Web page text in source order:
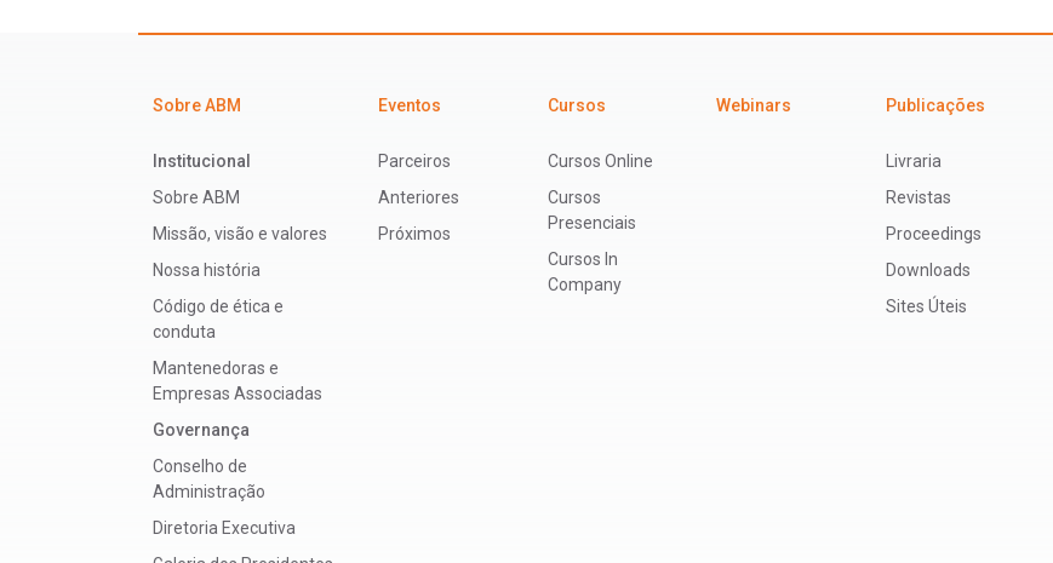
Sobre ABM
Institucional
Sobre ABM
Missão, visão e valores
Nossa história
Código de ética e
conduta
Mantenedoras e
Empresas Associadas
Governança
Conselho de
Administração
Diretoria Executiva
Eventos
Parceiros
Anteriores
Próximos
Cursos
Cursos Online
Cursos
Presenciais
Cursos In
Company
Webinars Publicações
Livraria
Revistas
Proceedings
Downloads
Sites Úteis